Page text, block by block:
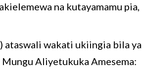
na kutayamamu pia,
ataswali wakati ukiingia bila ya
Aliyetukuka Amesema: